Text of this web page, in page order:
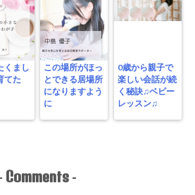
くまし
てた
この場所がほっ
とできる居場所
になりますよう
に
0歳から親子で
楽しい会話が続
く秘訣♫ベビー
レッスン♫
Comments -